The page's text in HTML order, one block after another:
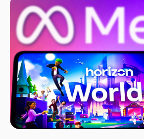
갤럭시 스튜디오 공동 최고경영자(CEO)는 "메타버
이동하는 아이디어를 아직 해결하지 못했다"면서
메타버스는 아직은 하이 콘셉트"라고 말했다.유명
아츠의 최고경험책임자 크리스 브루조(Chris
대한 아이디어가 익숙하다”며 "사람들이 심스
탐구하고 실험할 수 있는 몰입형 세계를 구축해야
증강현실, 가상현실, 메타버스 등과 같은 기술을 사
내기 위해서는 “플레이어가 어떻게 느끼는지에서
강조했다. 근본적으로 플레이어가 계속해서 방문
세계를 만드는 것이 출발점이라는 의견이다. 그는
마찬가지로 “이 기술이 플레이어에게 어떻게 더 나
그 목적을 찾아보는 것이 먼저”라고 언급했다.빅테
진출하기 위해 대규모 투자를 계획하고 있다. 마이